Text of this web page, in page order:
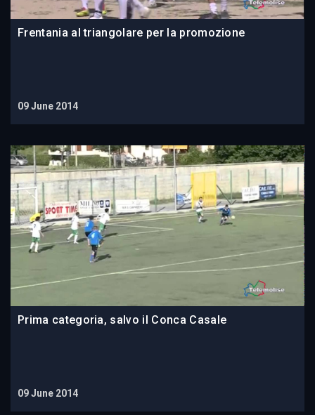
Frentania al triangolare per la promozione
09 June 2014
Prima categoria, salvo il Conca Casale
09 June 2014